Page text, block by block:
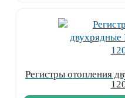
Регистры отопления